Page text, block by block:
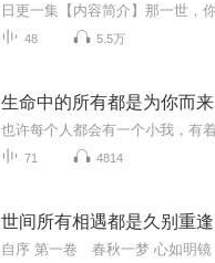
48 5.5万
生命中的所有都是为你而来
71 4814
世间所有相遇都是久别重逢